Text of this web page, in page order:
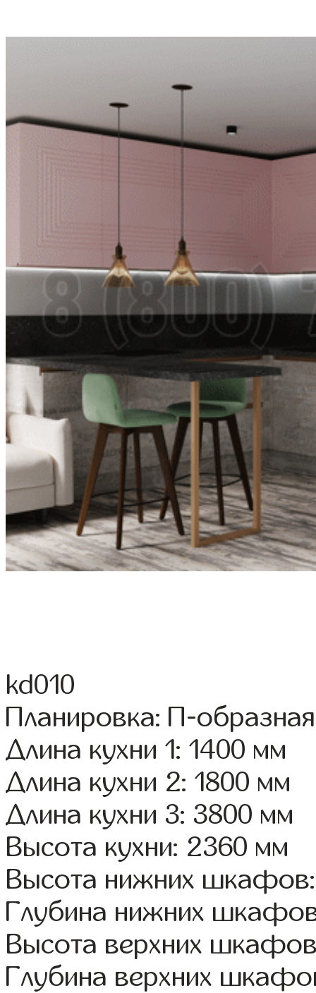
kd010
Планировка: П-образная
Длина кухни 1: 1400 мм
Длина кухни 2: 1800 мм
Длина кухни 3: 3800 мм
Высота кухни: 2360 мм
Высота нижних
Глубина нижних
Высота верхних
Глубина верхних